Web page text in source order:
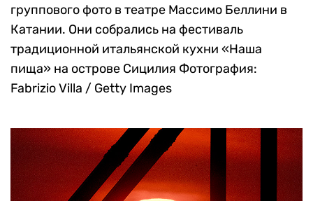
группового фото в театре Массимо Беллини в
Катании. Они собрались на фестиваль
традиционной итальянской кухни «Наша
пища» на острове Сицилия Фотография:
Fabrizio Villa / Getty Images